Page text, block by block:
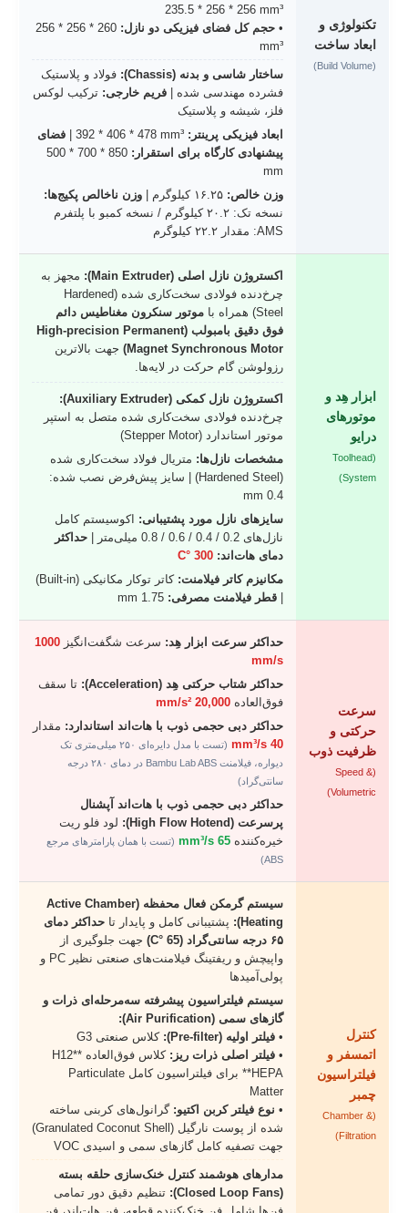
تکنولوژی و
ابعاد ساخت
(Build Volume)
235.5 * 256 * 256 mm³
• حجم کل فضای فیزیکی دو نازل: 256 * 256 * 260
mm³
ساختار شاسی و بدنه (Chassis):
فولاد و پلاستیک
فشرده مهندسی شده | فریم خارجی: ترکیب لوکس
فلز، شیشه و پلاستیک
ابعاد فیزیکی پرینتر: 392 * 406 * 478 mm³
فضای
پیشنهادی کارگاه برای استقرار: 500 * 700 * 850
mm
وزن خالص:
وزن ناخالص پکیج‌ها:
نسخه تک: ۲۰.۲ کیلوگرم / نسخه کمبو با پلتفرم
AMS: مقدار ۲۲.۲ کیلوگرم
ابزار هِد و
موتورهای
درایو
(Toolhead
System)
اکستروژن نازل اصلی (Main Extruder):
مجهز به
چرخ‌دنده فولادی سخت‌کاری شده (Hardened
Steel) همراه با
موتور سنکرون مغناطیس دائم
فوق دقیق بامبولب (High-precision Permanent
Magnet Synchronous Motor)
جهت بالاترین
رزولوشن گام حرکت در لایه‌ها.
اکستروژن نازل کمکی (Auxiliary Extruder):
چرخ‌دنده فولادی سخت‌کاری شده متصل به استپر
موتور استاندارد (Stepper Motor)
مشخصات نازل‌ها: متریال فولاد سخت‌کاری شده
(Hardened Steel) | سایز پیش‌فرض نصب شده:
0.4 mm
سایزهای نازل مورد پشتیبانی: اکوسیستم کامل
نازل‌های 0.2 / 0.4 / 0.6 / 0.8 میلی‌متر |
حداکثر
دمای هات‌اند: 300 °C
مکانیزم کاتر فیلامنت:
کاتر توکار مکانیکی (Built-in)
قطر فیلامنت مصرفی:
سرعت
حرکتی و
ظرفیت ذوب
(Speed &
Volumetric)
حداکثر سرعت ابزار هِد: سرعت شگفت‌انگیز 1000
mm/s
حداکثر شتاب حرکتی هِد (Acceleration):
تا سقف
فوق‌العاده 20,000 mm/s²
حداکثر دبی حجمی ذوب با هات‌اند استاندارد: مقدار
40 mm³/s
(تست با مدل دایره‌ای ۲۵۰ میلی‌متری تک
دیواره، فیلامنت Bambu Lab ABS در دمای ۲۸۰ درجه
سانتی‌گراد)
حداکثر دبی حجمی ذوب با هات‌اند آپشنال
پرسرعت (High Flow Hotend):
لود فلو ریت
خیره‌کننده 65 mm³/s
(تست با همان پارامترهای مرجع
ABS)
کنترل
اتمسفر و
فیلتراسیون
چمبر
(Chamber &
Filtration)
سیستم گرمکن فعال محفظه (Active Chamber
Heating):
پشتیبانی کامل و پایدار تا حداکثر دمای
۶۵ درجه سانتی‌گراد (65 °C)
جهت جلوگیری از
واپیچش و ریفتینگ فیلامنت‌های صنعتی نظیر PC و
پولی‌آمیدها
سیستم فیلتراسیون پیشرفته سه‌مرحله‌ای ذرات و
گازهای سمی (Air Purification):
• فیلتر اولیه (Pre-filter):
کلاس صنعتی G3
• فیلتر اصلی ذرات ریز:
کلاس فوق‌العاده **H12
HEPA** برای فیلتراسیون کامل Particulate
Matter
• نوع فیلتر کربن اکتیو: گرانول‌های کربنی ساخته
شده از پوست نارگیل (Granulated Coconut Shell)
جهت تصفیه کامل گازهای سمی و اسیدی VOC
مدارهای هوشمند کنترل خنک‌سازی حلقه بسته
(Closed Loop Fans):
تنظیم دقیق دور تمامی